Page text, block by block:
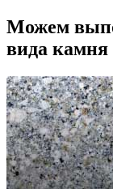
Можем
вида камня